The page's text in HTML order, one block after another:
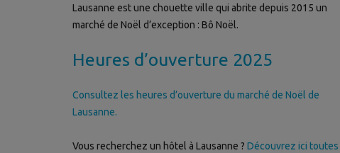
Lausanne est une chouette ville qui abrite depuis 2015 un
marché de Noël d’exception : Bô Noël.
Heures d’ouverture 2025
Consultez les heures d’ouverture du marché de Noël de
Lausanne.
Vous recherchez un hôtel à Lausanne ? Découvrez ici toutes